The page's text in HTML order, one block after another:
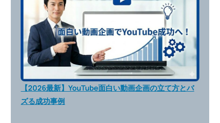
【2026最新】YouTube面白い動画企画の立て方とバ
ズる成功事例